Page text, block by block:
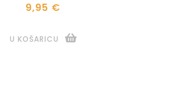
9,95 €
U KOŠARICU